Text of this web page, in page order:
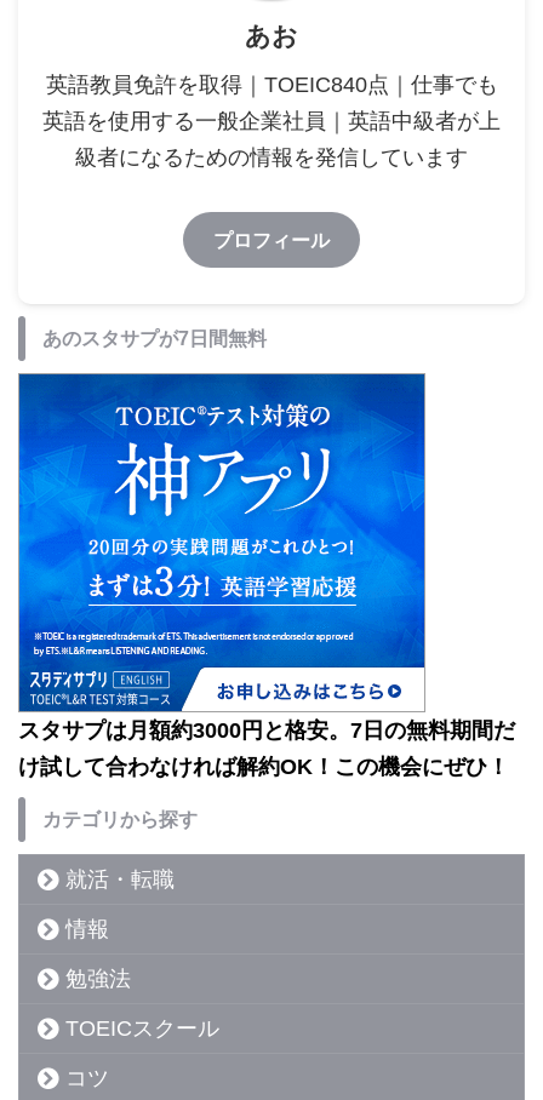
あお
英語教員免許を取得｜TOEIC840点｜仕事でも
英語を使用する一般企業社員｜英語中級者が上
級者になるための情報を発信しています
プロフィール
あのスタサプが7日間無料
スタサプは月額約3000円と格安。7日の無料期間だ
け試して合わなければ解約OK！この機会にぜひ！
カテゴリから探す
就活・転職
情報
勉強法
TOEICスクール
コツ